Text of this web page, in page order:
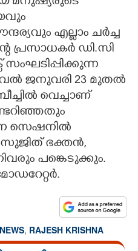
എല്ലാം ചർച്ച
പ്രസാധകർ ഡി.സി
ജനുവരി 23 മുതൽ
വെച്ചാണ്
സെഷനിൽ
സുജിത് ഭക്തൻ,
പങ്കെടുക്കും.
, RAJESH KRISHNA